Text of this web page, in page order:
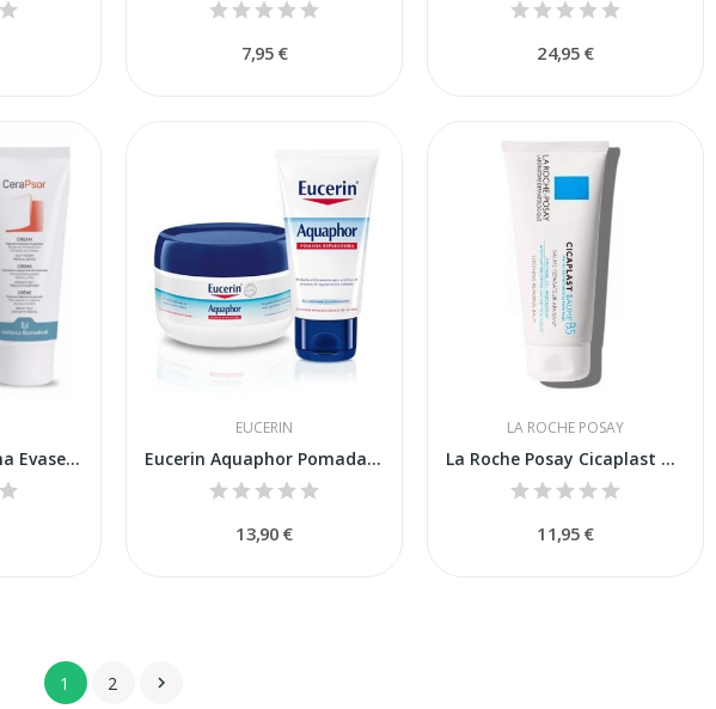
7,95 € 24,95 €
Ceramol Psor Crema Evase 200ml
EUCERIN
Eucerin Aquaphor Pomada Reparadora 99 G
13,90 €
LA ROCHE POSAY
La Roche Posay Cicaplast Baume B5+ 40ml
11,95 €
1 2 